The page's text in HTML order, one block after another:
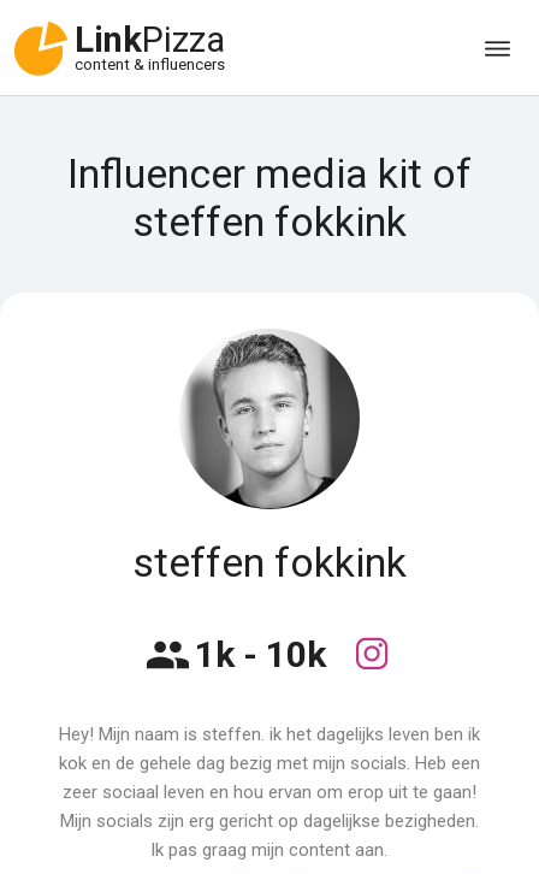
LinkPizza
content & influencers
Influencer media kit of
steffen fokkink
steffen fokkink
1k - 10k
Hey! Mijn naam is steffen. ik het dagelijks leven ben ik
kok en de gehele dag bezig met mijn socials. Heb een
zeer sociaal leven en hou ervan om erop uit te gaan!
Mijn socials zijn erg gericht op dagelijkse bezigheden.
Ik pas graag mijn content aan.